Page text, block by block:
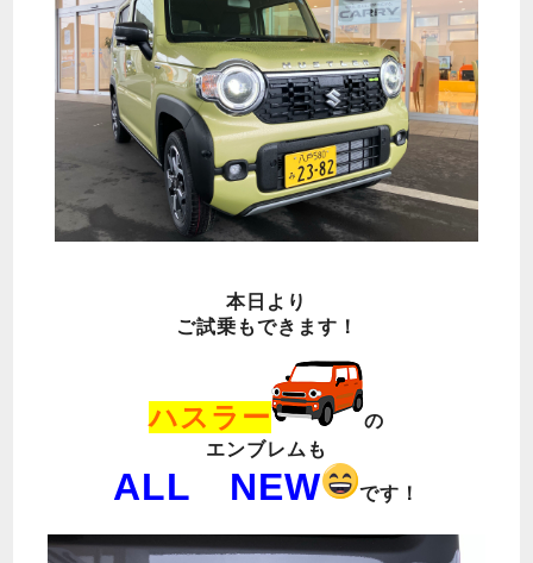
本日より
ご試乗もできます！
ハスラー
の
エンブレムも
ALL NEW です！